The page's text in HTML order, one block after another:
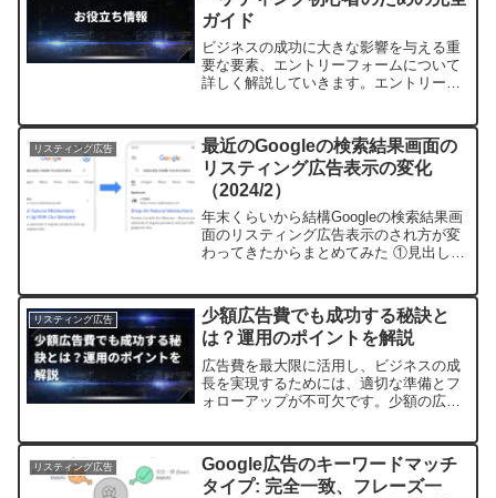
ガイド
ビジネスの成功に大きな影響を与える重
要な要素、エントリーフォームについて
詳しく解説していきます。エントリーフ
ジョン率を上げる方法について、分かり
やすく説明していきましょ...
リスティング広告
最近のGoogleの検索結果画面の
リスティング広告表示の変化
（2024/2）
年末くらいから結構Googleの検索結果画
面のリスティング広告表示のされ方が変
わってきたからまとめてみた ①見出しが
ることがある。パフォーマンスの改善が
見込まれる場合...
リスティング広告
少額広告費でも成功する秘訣と
は？運用のポイントを解説
広告費を最大限に活用し、ビジネスの成
長を実現するためには、適切な準備とフ
ォローアップが不可欠です。少額の広告
駆使する必要があります。少額広告費の
課題と克服策少額の広告費...
リスティング広告
Google広告のキーワードマッチ
タイプ: 完全一致、フレーズ一